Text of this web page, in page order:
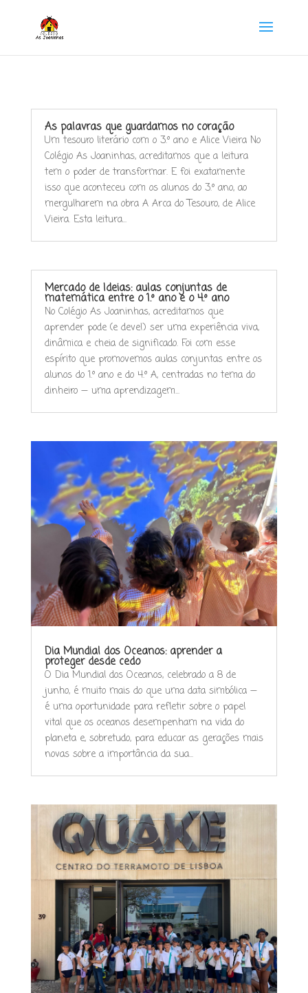
As palavras que guardamos no coração
Um tesouro literário com o 3.º ano e Alice Vieira No
Colégio As Joaninhas, acreditamos que a leitura
tem o poder de transformar. E foi exatamente
isso que aconteceu com os alunos do 3.º ano, ao
mergulharem na obra A Arca do Tesouro, de Alice
Vieira. Esta leitura...
Mercado de Ideias: aulas conjuntas de
matemática entre o 1.º ano e o 4.º ano
No Colégio As Joaninhas, acreditamos que
aprender pode (e deve!) ser uma experiência viva,
dinâmica e cheia de significado. Foi com esse
espírito que promovemos aulas conjuntas entre os
alunos do 1.º ano e do 4.º A, centradas no tema do
dinheiro — uma aprendizagem...
Dia Mundial dos Oceanos: aprender a
proteger desde cedo
O Dia Mundial dos Oceanos, celebrado a 8 de
junho, é muito mais do que uma data simbólica —
é uma oportunidade para refletir sobre o papel
vital que os oceanos desempenham na vida do
planeta e, sobretudo, para educar as gerações mais
novas sobre a importância da sua...